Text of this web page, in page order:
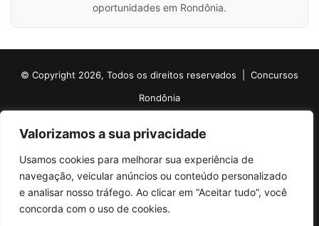
Valorizamos a sua privacidade
Usamos cookies para melhorar sua experiência de
navegação, veicular anúncios ou conteúdo personalizado
e analisar nosso tráfego. Ao clicar em “Aceitar tudo”, você
concorda com o uso de cookies.
oportunidades em Rondônia.
© Copyright 2026, Todos os direitos reservados | Concursos
Rondônia
Sobre o Concursos Rondônia
Siga nossas redes sociais
Web Stories Anuncie
Facebook
X PinterestLinkedinYouTubeInstagramTelegramTikTok